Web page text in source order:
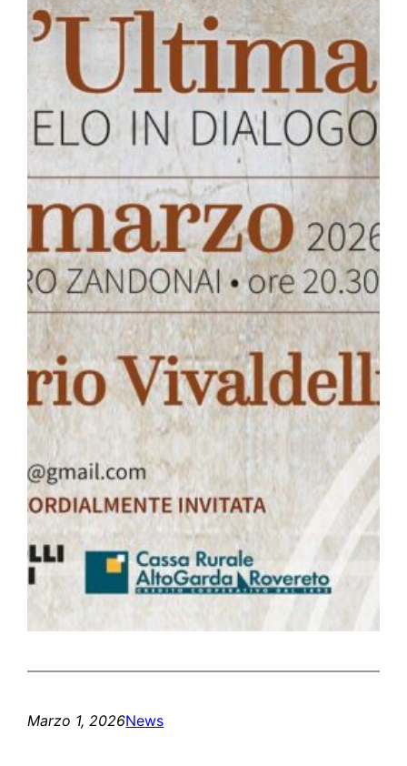
Marzo 1, 2026News